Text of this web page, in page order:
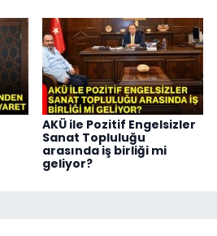
AKÜ ile Pozitif Engelsizler
Sanat Topluluğu
arasında iş birliği mi
geliyor?